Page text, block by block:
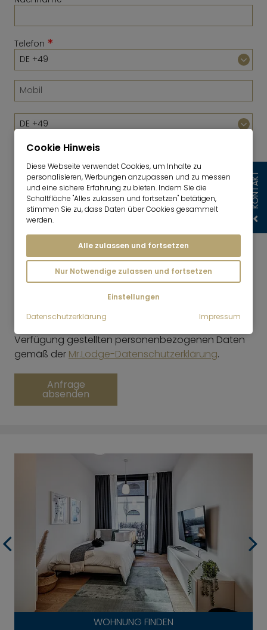
Telefon *
E-Mail*
Angaben wie in derMr. Lodge-
Datenschutzerklärungbeschrieben, verwendet,
um mir individuelle Angebote zu Objekten, die für
mich von Interesse sein könnten, zuzusenden.
Meine Einwilligung kann ich jederzeit mit Wirkung
für die Zukunft widerrufen *
Mr.Lodge GmbH verarbeitet die von Ihnen zur
Verfügung gestellten personenbezogenen Daten
gemäß der Mr.Lodge-Datenschutzerklärung.
Anfrage
absenden
WOHNUNG FINDEN
KONTAKT
Cookie Hinweis
Diese Webseite verwendet Cookies, um Inhalte zu
personalisieren, Werbungen anzupassen und zu messen
und eine sichere Erfahrung zu bieten. Indem Sie die
Schaltfläche "Alles zulassen und fortsetzen" betätigen,
stimmen Sie zu, dass Daten über Cookies gesammelt
werden.
Alle zulassen und fortsetzen
Nur Notwendige zulassen und fortsetzen
Einstellungen
Datenschutzerklärung
Impressum